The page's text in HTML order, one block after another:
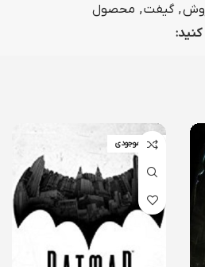
, گیفت, محصول
کنید:
اتمام موجودی